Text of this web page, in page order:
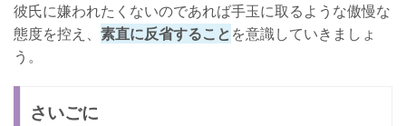
彼氏に嫌われたくないのであれば手玉に取るような傲慢な
態度を控え、 素直に反省することを意識していきましょ
う。
さいごに